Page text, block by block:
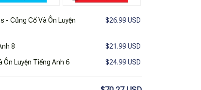
- Củng Cố Và Ôn Luyện
$26.99 USD
8 $21.99 USD
Luyện Tiếng Anh 6 $24.99 USD